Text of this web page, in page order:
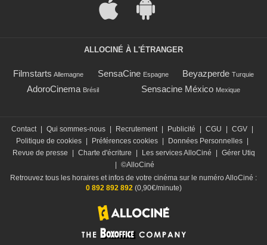
ALLOCINÉ À L'ÉTRANGER
Filmstarts Allemagne SensaCine Espagne Beyazperde Turquie
AdoroCinema Brésil Sensacine México Mexique
Contact Qui sommes-nous Recrutement Publicité CGU CGV
Politique de cookies
Préférences cookies Données Personnelles
Revue de presse
Charte d'écriture Les services AlloCiné
Gérer Utiq
©AlloCiné
Retrouvez tous les horaires et infos de votre cinéma sur le numéro AlloCiné :
0 892 892 892(0,90€/minute)